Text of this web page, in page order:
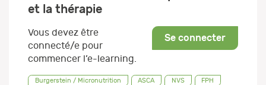
et la thérapie
Se connecter
Vous devez être
connecté/e pour
commencer l’e-learning.
Burgerstein / Micronutrition ASCA NVS
FPH